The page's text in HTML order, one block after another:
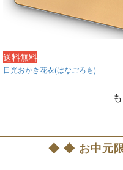
送料無料
日光おかき花衣(はなごろも)
◆ ◆ お中元